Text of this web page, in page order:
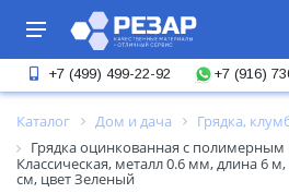
+7 (499) 499-22-92 +7 (916)
Каталог Дом и дача Грядка,
Грядка оцинкованная с
Классическая, металл 0.6 мм, длина 6
см, цвет Зеленый